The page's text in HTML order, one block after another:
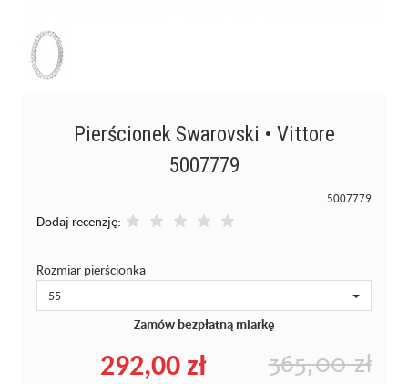
Pierścionek Swarovski • Vittore
5007779
5007779
Dodaj recenzję:
Rozmiar pierścionka
55
Zamów bezpłatną miarkę
365,00 zł
292,00 zł